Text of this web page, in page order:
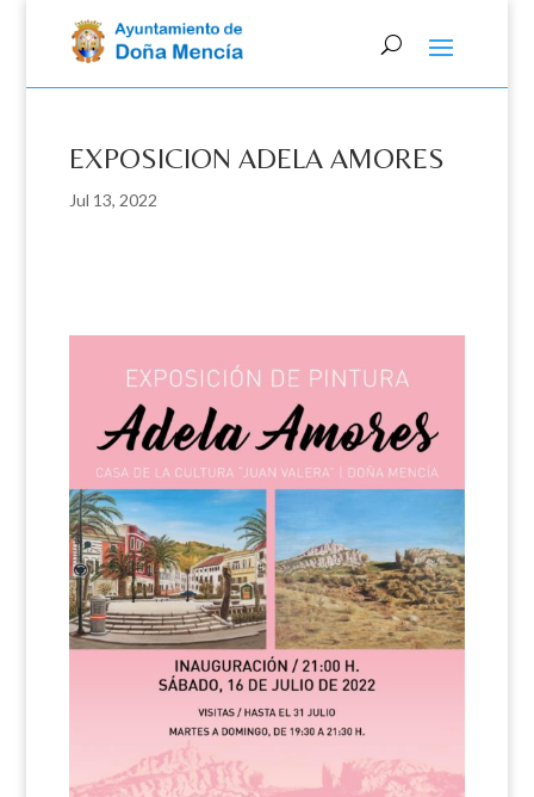
EXPOSICION ADELA AMORES
Jul 13, 2022